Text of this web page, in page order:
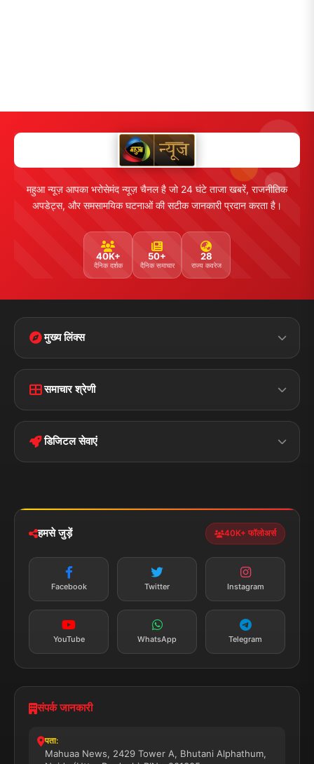
महुआ न्यूज़ आपका भरोसेमंद न्यूज़ चैनल है जो 24 घंटे ताजा खबरें, राजनीतिक
अपडेट्स, और समसामयिक घटनाओं की सटीक जानकारी प्रदान करता है।
40K+
दैनिक दर्शक
50+
दैनिक समाचार
28
राज्य कवरेज
मुख्य लिंक्स
Disclaimer
Terms &
Privacy Policy
समाचार श्रेणी
पॉलिटिकल झारखण्ड
डिजिटल सेवाएं
न्यूज़ अलर्ट
सब्सक्राइब करें
हमसे जुड़ें 40K+ फॉलोअर्स
Facebook Twitter Instagram
YouTube WhatsApp Telegram
संपर्क जानकारी
पता:
Mahuaa News, 2429 Tower A, Bhutani Alphathum,